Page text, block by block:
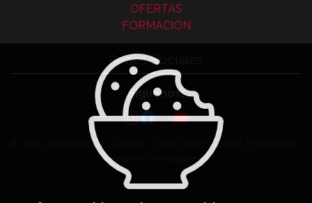
OFERTAS
FORMACIÓN
Redes Sociales
Síguenos:
© 2025 Diputació de Castelló - Servei de Promoció Econòmica i
Relacions Internacionals